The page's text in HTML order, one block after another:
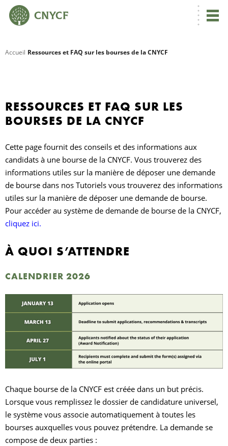
Accueil Ressources et FAQ sur les bourses de la CNYCF
RESSOURCES ET FAQ SUR LES
BOURSES DE LA CNYCF
Cette page fournit des conseils et des informations aux
candidats à une bourse de la CNYCF. Vous trouverez des
informations utiles sur la manière de déposer une demande
de bourse dans nos Tutoriels vous trouverez des informations
utiles sur la manière de déposer une demande de bourse.
Pour accéder au système de demande de bourse de la CNYCF,
cliquez ici.
À QUOI S’ATTENDRE
CALENDRIER 2026
Chaque bourse de la CNYCF est créée dans un but précis.
Lorsque vous remplissez le dossier de candidature universel,
le système vous associe automatiquement à toutes les
bourses auxquelles vous pouvez prétendre. La demande se
compose de deux parties :